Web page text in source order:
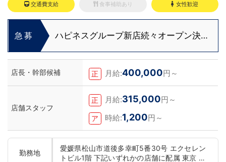
交通費支給 食事補助あり 女性歓迎
急募
ハピネスグループ新店続々オープン決
店長・幹部候補 正 月給:400,000円～
店舗スタッフ
正 月給:315,000円～
ア 時給:1,200円～
勤務地
愛媛県松山市道後多幸町5番30号 エクセレン
トビル1階 下記いずれかの店舗に配属 東京 五